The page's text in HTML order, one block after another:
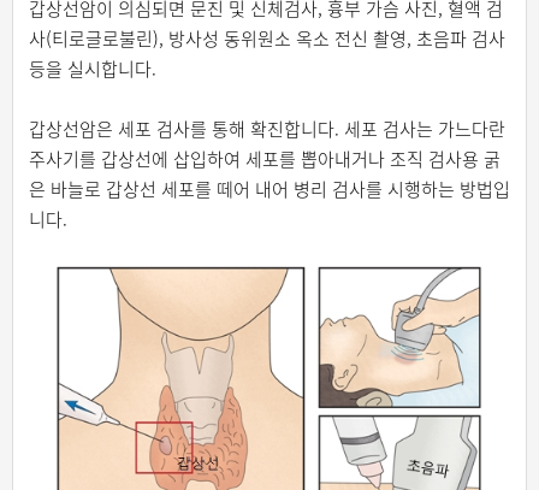
갑상선암이 의심되면 문진 및 신체검사, 흉부 가슴 사진, 혈액 검
사(티로글로불린), 방사성 동위원소 옥소 전신 촬영, 초음파 검사
등을 실시합니다.
갑상선암은 세포 검사를 통해 확진합니다. 세포 검사는 가느다란
주사기를 갑상선에 삽입하여 세포를 뽑아내거나 조직 검사용 굵
은 바늘로 갑상선 세포를 떼어 내어 병리 검사를 시행하는 방법입
니다.